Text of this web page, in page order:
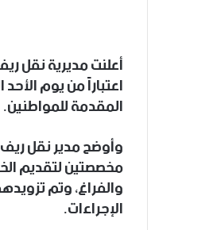
أعلنت مديرية نقل
اعتباراً من يوم
المقدمة للمواطنين.
وأوضح مدير نقل
مخصصتين لتقديم
والفراغ، وتم
الإجراءات.